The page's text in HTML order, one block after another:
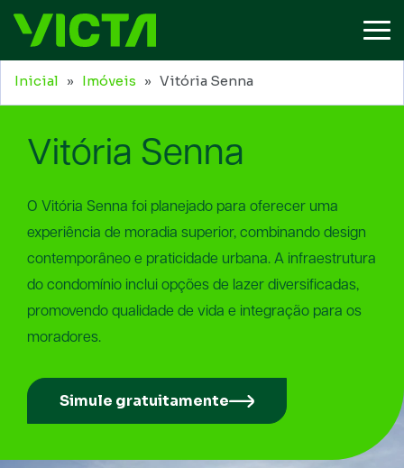
Inicial » Imóveis » Vitória Senna
Vitória Senna
O Vitória Senna foi planejado para oferecer uma
experiência de moradia superior, combinando design
contemporâneo e praticidade urbana. A infraestrutura
do condomínio inclui opções de lazer diversificadas,
promovendo qualidade de vida e integração para os
moradores.
Simule gratuitamente